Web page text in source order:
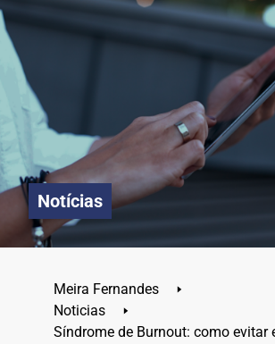
Notícias
Meira Fernandes
🢒
Noticias
🢒
Síndrome de Burnout: como evitar